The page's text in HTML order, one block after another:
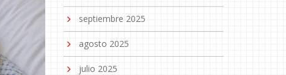
septiembre 2025
agosto 2025
julio 2025